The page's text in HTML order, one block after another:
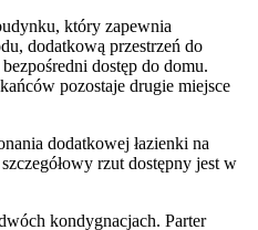
który zapewnia
dodatkową przestrzeń do
dostęp do domu.
pozostaje drugie miejsce
dodatkowej łazienki na
rzut dostępny jest w
kondygnacjach. Parter